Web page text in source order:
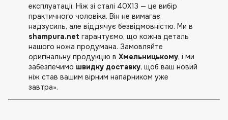
експлуатації. Ніж зі сталі 40Х13 — це вибір
практичного чоловіка. Він не вимагає
надзусиль, але віддячує безвідмовністю. Ми в
shampura.net гарантуємо, що кожна деталь
нашого ножа продумана. Замовляйте
оригінальну продукцію в Хмельницькому, і ми
забезпечимо швидку доставку, щоб ваш новий
ніж став вашим вірним напарником уже
завтра».